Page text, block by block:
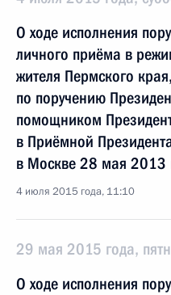
О ходе исполнения
личного приёма в
жителя Пермского
по поручению
помощником
в Приёмной
в Москве 28 мая 2013
4 июля 2015 года, 11:10
29 мая 2015 года,
О ходе исполнения